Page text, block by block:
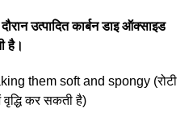
उत्पादित कार्बन डाइ ऑक्साइड
है।
them soft and spongy (रोटी
कर सकती है)